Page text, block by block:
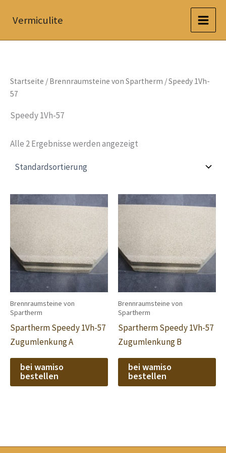
InhaltVermiculite
Startseite / Brennraumsteine von Spartherm / Speedy 1Vh-
57
Speedy 1Vh-57
Alle 2 Ergebnisse werden angezeigt
Brennraumsteine von
Spartherm
Spartherm Speedy 1Vh-57
Zugumlenkung A
bei wamiso
bestellen
Brennraumsteine von
Spartherm
Spartherm Speedy 1Vh-57
Zugumlenkung B
bei wamiso
bestellen